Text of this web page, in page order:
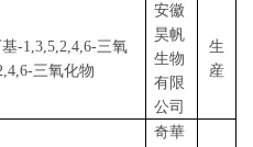
-1,3,5,2,4,6-三氧
三氧化物
安徽
昊帆
生物
有限
公司
生
産
奇華